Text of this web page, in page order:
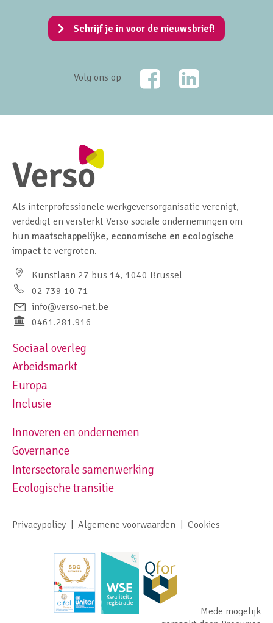
Schrijf je in voor de nieuwsbrief!
Volg ons op
FacebookLinkedIn
Als interprofessionele werkgeversorganisatie verenigt,
verdedigt en versterkt Verso sociale ondernemingen om
hun maatschappelijke, economische en ecologische
impact te vergroten.
Kunstlaan 27 bus 14, 1040 Brussel
02 739 10 71
info@verso-net.be
0461.281.916
Footer navigation left
Sociaal overleg
Arbeidsmarkt
Europa
Inclusie
Footer navigation right
Innoveren en ondernemen
Governance
Intersectorale samenwerking
Ecologische transitie
Footer meta navigation
Privacypolicy Algemene voorwaarden Cookies
Mede mogelijk